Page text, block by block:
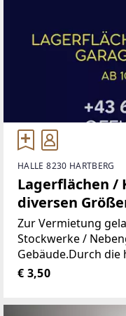
HALLE 8230 HARTBERG
Lagerflächen /
diversen
Zur Vermietung
Stockwerke /
Gebäude.Durch
Räumlichkeiten,
€ 3,50